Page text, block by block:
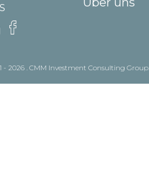
- 2026 . CMM Investment Consulting Group.